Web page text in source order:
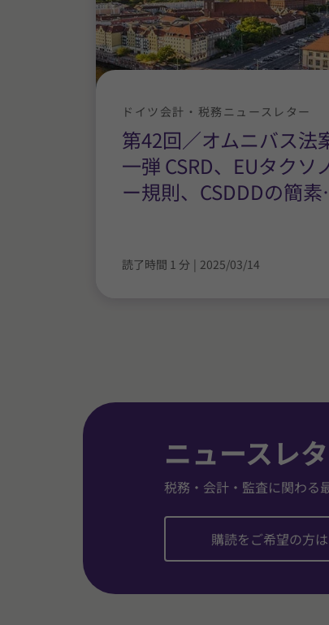
第42回／オムニバス法
一弾 CSRD、EUタクソ
ー規則、CSDDDの簡素
ドイツ会計・税務ニュースレター
読了時間 1 分 | 2025/03/14
ニュースレ
税務・会計・監査に関わる
購読をご希望の方